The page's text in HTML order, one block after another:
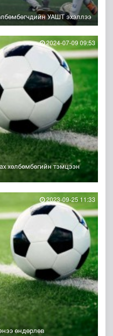
УАШТ эхэллээ
хөлбөмбөгийн тэмцээн
2024-07-09 09:53
өндөрлөв
2023-09-25 11:33